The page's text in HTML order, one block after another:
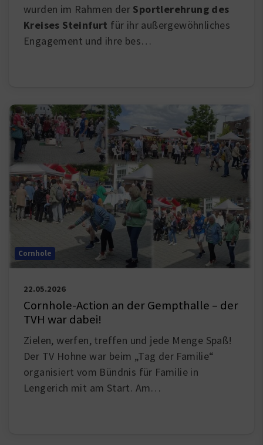
wurden im Rahmen der Sportlerehrung des
Kreises Steinfurt für ihr außergewöhnliches
Engagement und ihre bes…
Cornhole
22.05.2026
Cornhole-Action an der Gempthalle – der
TVH war dabei!
Zielen, werfen, treffen und jede Menge Spaß!
Der TV Hohne war beim „Tag der Familie“
organisiert vom Bündnis für Familie in
Lengerich mit am Start. Am…